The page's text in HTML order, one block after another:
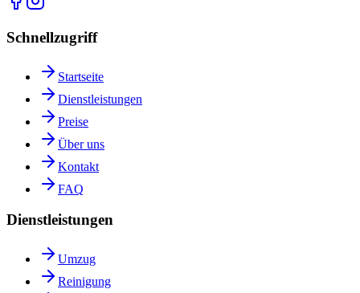
Schnellzugriff
Startseite
Dienstleistungen
Preise
Über uns
Kontakt
FAQ
Dienstleistungen
Umzug
Reinigung